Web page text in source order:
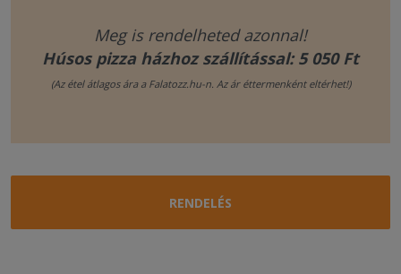
Meg is rendelheted azonnal!
Húsos pizza házhoz szállítással: 5 050 Ft
(Az étel átlagos ára a Falatozz.hu-n. Az ár éttermenként eltérhet!)
RENDELÉS